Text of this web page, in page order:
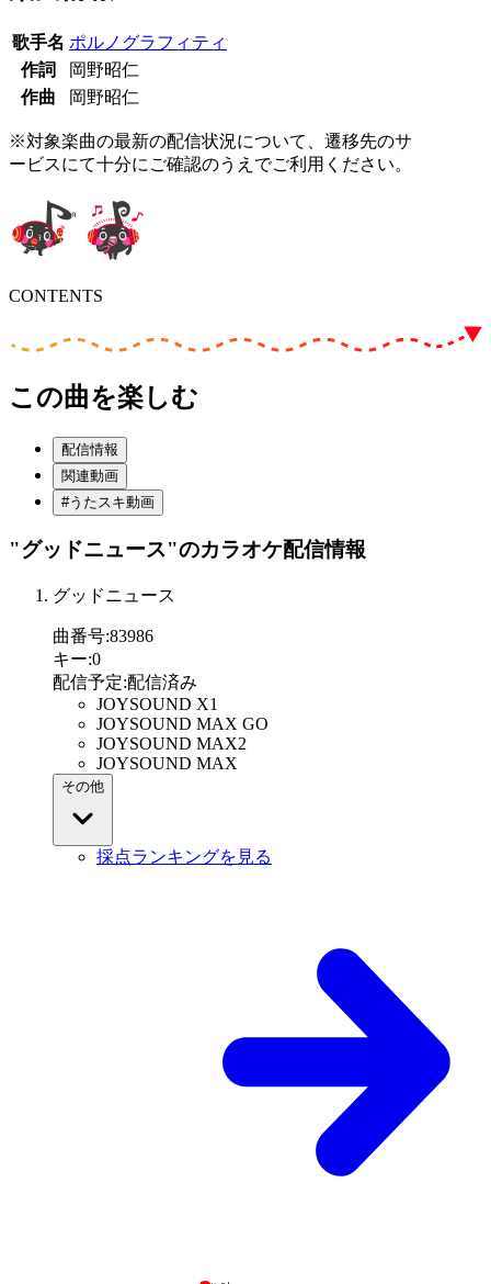
歌手名 ポルノグラフィティ
作詞
岡野昭仁
作曲
岡野昭仁
※対象楽曲の最新の配信状況について、遷移先のサ
ービスにて十分にご確認のうえでご利用ください。
CONTENTS
この曲を楽しむ
配信情報
関連動画
#うたスキ動画
"グッドニュース"のカラオケ配信情報
グッドニュース
曲番号:83986
キー:0
配信予定:配信済み
JOYSOUND X1
JOYSOUND MAX GO
JOYSOUND MAX2
JOYSOUND MAX
その他
採点ランキングを見る